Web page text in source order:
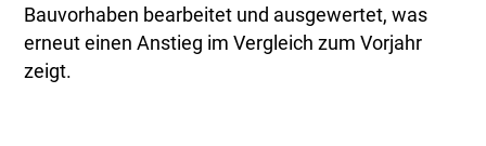
Bauvorhaben bearbeitet und ausgewertet, was
erneut einen Anstieg im Vergleich zum Vorjahr
zeigt.